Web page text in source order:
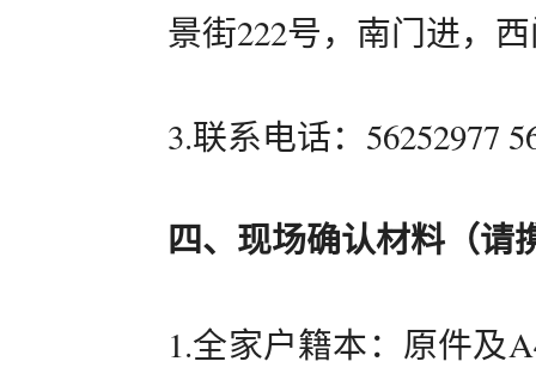
景街222号，南门进，
3.联系电话：56252977
四、现场确认材料（请
1.全家户籍本：原件及